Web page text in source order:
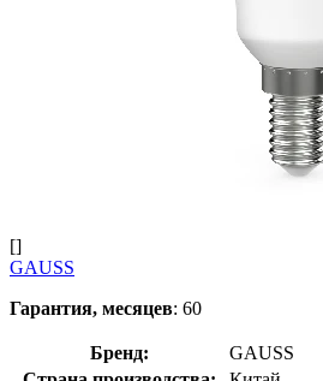
[]
GAUSS
Гарантия, месяцев: 60
Бренд:
GAUSS